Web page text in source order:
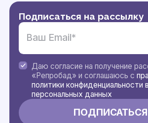
Подписаться на рассылку
Даю согласие на получение
«Репробад» и соглашаюсь с
политики конфиденциальности
персональных данных